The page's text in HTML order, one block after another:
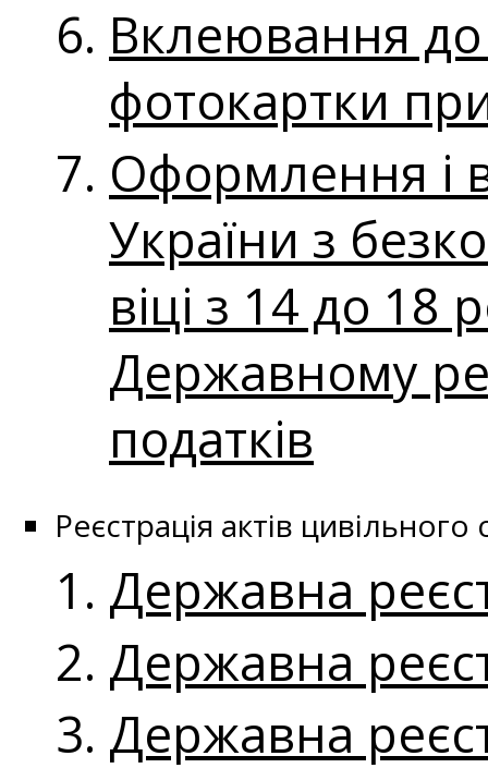
Вклеювання
фотокартки
Оформлення і
України з
віці з 14 до 18
Державному
податків
Реєстрація актів цивільного
Державна
Державна
Державна